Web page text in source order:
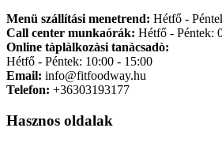
Menü szállítási menetrend: Hétfő -
Call center munkaórák: Hétfő - Péntek:
Online tàplàlkozàsi tanàcsadò:
Hétfő - Péntek: 10:00 - 15:00
Email: info@fitfoodway.hu
Telefon: +36303193177
Hasznos oldalak